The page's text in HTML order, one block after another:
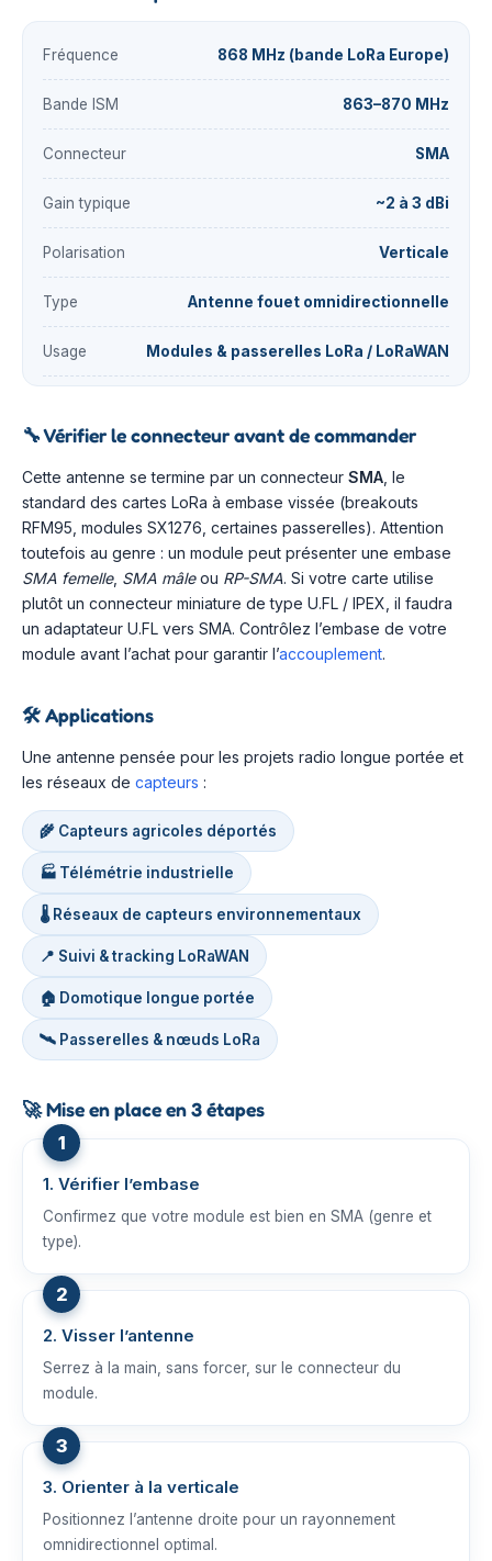
Fréquence 868 MHz (bande LoRa Europe)
Bande ISM 863–870 MHz
Connecteur SMA
Gain typique ~2 à 3 dBi
Polarisation Verticale
Type Antenne fouet omnidirectionnelle
Usage Modules & passerelles LoRa / LoRaWAN
🔧Vérifier le connecteur avant de commander
Cette antenne se termine par un connecteur SMA , le
standard des cartes LoRa à embase vissée (breakouts
RFM95, modules SX1276, certaines passerelles). Attention
toutefois au genre : un module peut présenter une embase
SMA femelle, SMA mâleou RP-SMA. Si votre carte utilise
plutôt un connecteur miniature de type U.FL / IPEX, il faudra
un adaptateur U.FL vers SMA. Contrôlez l’embase de votre
module avant l’achat pour garantir l’accouplement.
🛠️Applications
Une antenne pensée pour les projets radio longue portée et
les réseaux de capteurs :
🌾 Capteurs agricoles déportés
🏭 Télémétrie industrielle
🌡️ Réseaux de capteurs environnementaux
📍 Suivi & tracking LoRaWAN
🏠 Domotique longue portée
🛰️ Passerelles & nœuds LoRa
🚀Mise en place en 3 étapes
1. Vérifier l’embase
Confirmez que votre module est bien en SMA (genre et
type).
2. Visser l’antenne
Serrez à la main, sans forcer, sur le connecteur du
module.
3. Orienter à la verticale
Positionnez l’antenne droite pour un rayonnement
omnidirectionnel optimal.